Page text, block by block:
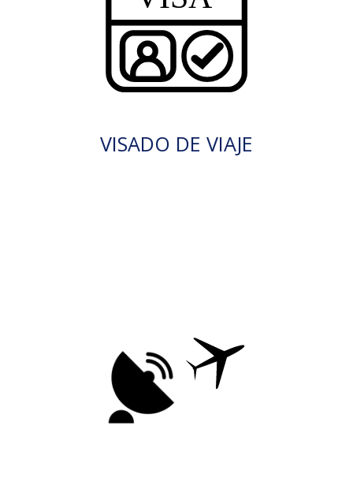
VISADO DE VIAJE